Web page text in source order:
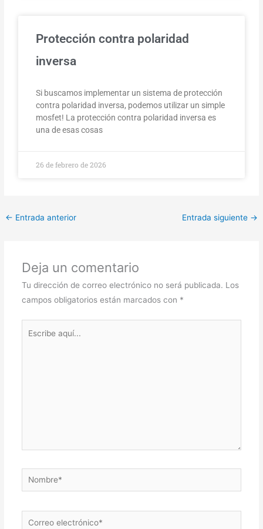
Protección contra polaridad
inversa
Si buscamos implementar un sistema de protección
contra polaridad inversa, podemos utilizar un simple
mosfet! La protección contra polaridad inversa es
una de esas cosas
26 de febrero de 2026
← Entrada anterior Entrada siguiente →
Deja un comentario
Tu dirección de correo electrónico no será publicada. Los
campos obligatorios están marcados con *
Nombre*
Correo